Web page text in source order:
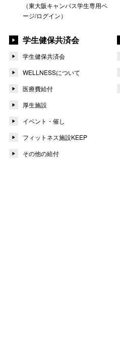
（東大阪キャンパス学生専用ペ
ージ/ログイン）
学生健保共済会
学生健保共済会
WELLNESSについて
医療費給付
厚生施設
イベント・催し
フィットネス施設KEEP
その他の給付